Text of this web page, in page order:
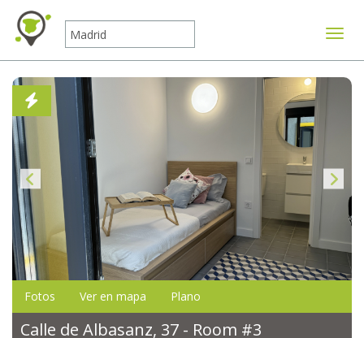
Fotos Ver en mapa Plano
Calle de Albasanz, 37 - Room #3